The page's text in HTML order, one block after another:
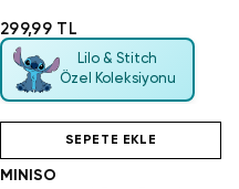
299,99 TL
Lilo & Stitch
Özel Koleksiyonu
SEPETE EKLE
MINISO